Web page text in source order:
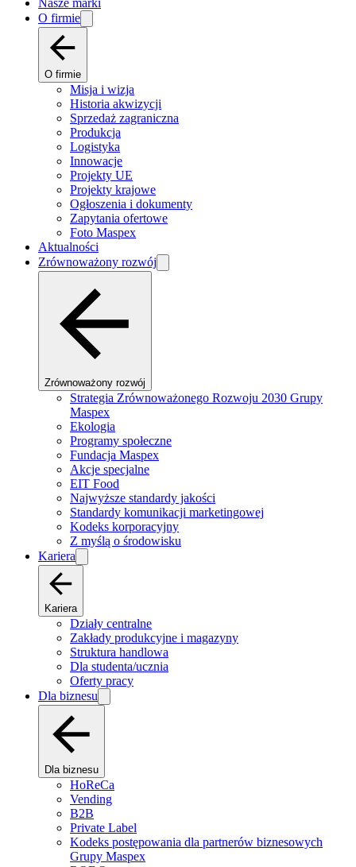
Nasze marki
O firmie
O firmie
Misja i wizja
Historia akwizycji
Sprzedaż zagraniczna
Produkcja
Logistyka
Innowacje
Projekty UE
Projekty krajowe
Ogłoszenia i dokumenty
Zapytania ofertowe
Foto Maspex
Aktualności
Zrównoważony rozwój
Zrównoważony rozwój
Strategia Zrównoważonego Rozwoju 2030 Grupy
Maspex
Ekologia
Programy społeczne
Fundacja Maspex
Akcje specjalne
EIT Food
Najwyższe standardy jakości
Standardy komunikacji marketingowej
Kodeks korporacyjny
Z myślą o środowisku
Kariera
Kariera
Działy centralne
Zakłady produkcyjne i magazyny
Struktura handlowa
Dla studenta/ucznia
Oferty pracy
Dla biznesu
Dla biznesu
HoReCa
Vending
B2B
Private Label
Kodeks postępowania dla partnerów biznesowych
Grupy Maspex